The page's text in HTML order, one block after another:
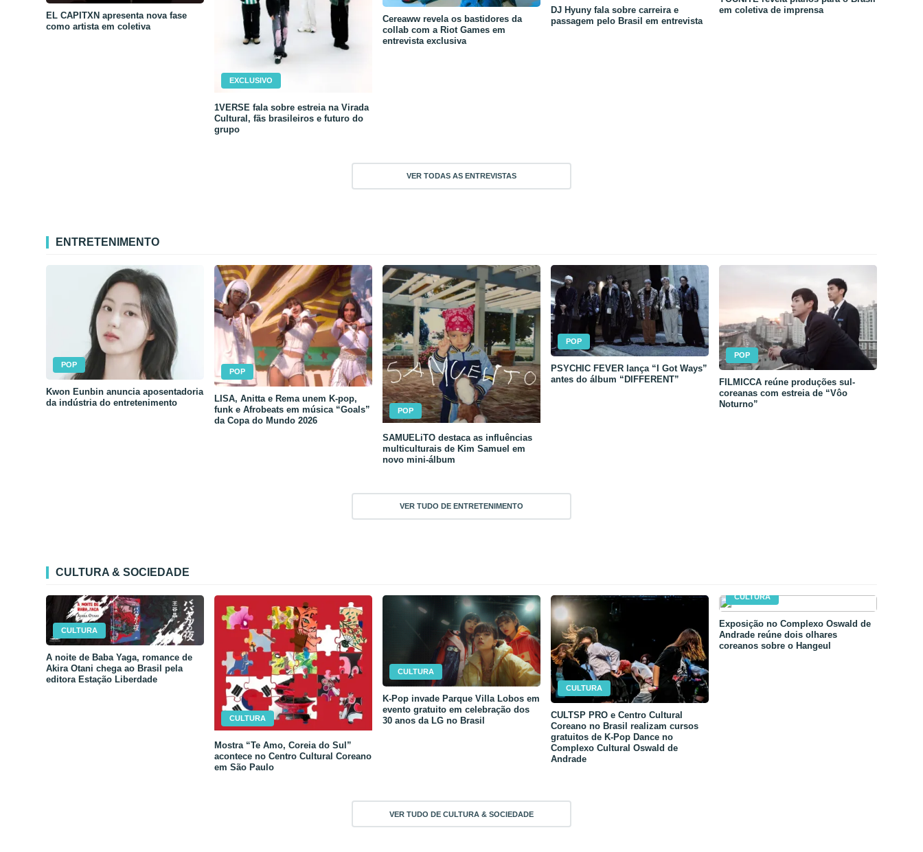
EL CAPITXN apresenta nova fase
como artista em coletiva
EXCLUSIVO
1VERSE fala sobre estreia na Virada
Cultural, fãs brasileiros e futuro do
grupo
Cereaww revela os bastidores da
collab com a Riot Games em
entrevista exclusiva
DJ Hyuny fala sobre carreira e
passagem pelo Brasil em entrevista
em coletiva de imprensa
VER TODAS AS ENTREVISTAS
ENTRETENIMENTO
POP
Kwon Eunbin anuncia aposentadoria
da indústria do entretenimento
POP
LISA, Anitta e Rema unem K-pop,
funk e Afrobeats em música “Goals”
da Copa do Mundo 2026
POP
SAMUELiTO destaca as influências
multiculturais de Kim Samuel em
novo mini-álbum
POP
PSYCHIC FEVER lança “I Got Ways”
antes do álbum “DIFFERENT”
POP
FILMICCA reúne produções sul-
coreanas com estreia de “Vôo
Noturno”
VER TUDO DE ENTRETENIMENTO
CULTURA & SOCIEDADE
CULTURA
A noite de Baba Yaga, romance de
Akira Otani chega ao Brasil pela
editora Estação Liberdade
CULTURA
Mostra “Te Amo, Coreia do Sul”
acontece no Centro Cultural Coreano
em São Paulo
CULTURA
K-Pop invade Parque Villa Lobos em
evento gratuito em celebração dos
30 anos da LG no Brasil
CULTURA
CULTSP PRO e Centro Cultural
Coreano no Brasil realizam cursos
gratuitos de K-Pop Dance no
Complexo Cultural Oswald de
Andrade
CULTURA
Exposição no Complexo Oswald de
Andrade reúne dois olhares
coreanos sobre o Hangeul
VER TUDO DE CULTURA & SOCIEDADE